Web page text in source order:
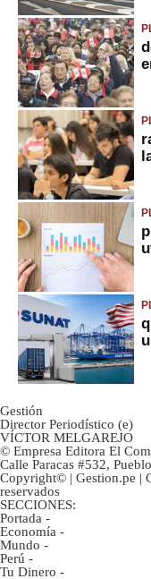
Gestión
Director Periodístico (e)
VÍCTOR MELGAREJO
© Empresa Editora El
Calle Paracas #532,
Copyright© | Gestion.pe |
reservados
SECCIONES:
Portada -
Economía -
Mundo -
Perú -
Tu Dinero -